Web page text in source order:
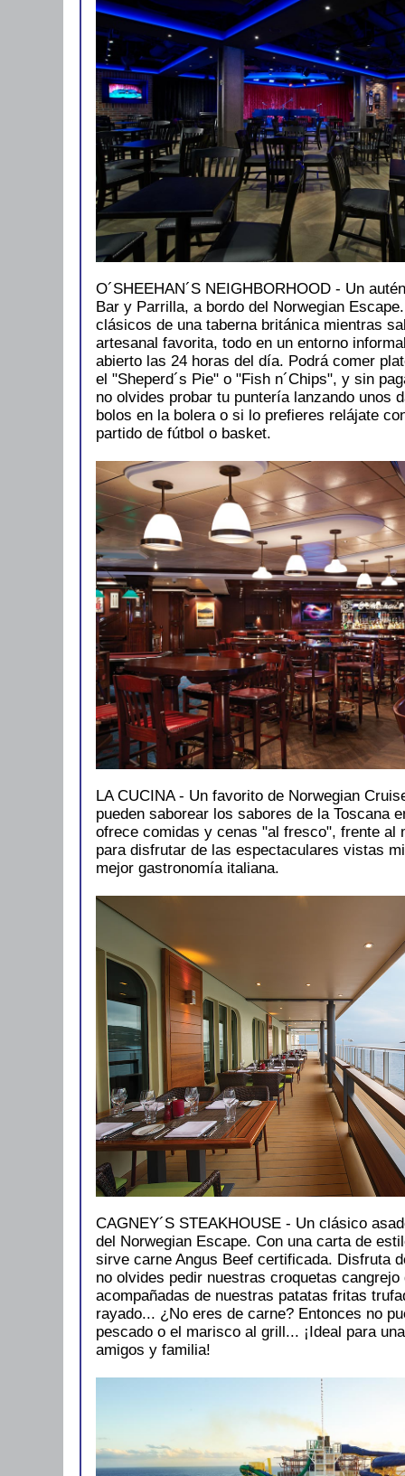
O´SHEEHAN´S NEIGHBORHOOD - Un
Bar y Parrilla, a bordo del Norwegian
clásicos de una taberna británica mientras
artesanal favorita, todo en un entorno
abierto las 24 horas del día. Podrá comer
el "Sheperd´s Pie" o "Fish n´Chips", y sin
no olvides probar tu puntería lanzando unos
bolos en la bolera o si lo prefieres relájate
partido de fútbol o basket.
LA CUCINA - Un favorito de Norwegian
pueden saborear los sabores de la Toscana
ofrece comidas y cenas "al fresco", frente al
para disfrutar de las espectaculares vistas
mejor gastronomía italiana.
CAGNEY´S STEAKHOUSE - Un clásico
del Norwegian Escape. Con una carta de
sirve carne Angus Beef certificada. Disfruta
no olvides pedir nuestras croquetas
acompañadas de nuestras patatas fritas
rayado... ¿No eres de carne? Entonces no
pescado o el marisco al grill... ¡Ideal para
amigos y familia!